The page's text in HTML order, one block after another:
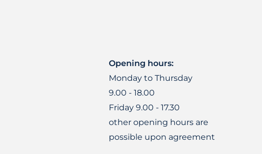
Opening hours:
Monday to Thursday
9.00 - 18.00
Friday 9.00 - 17.30
other opening hours are
possible upon agreement